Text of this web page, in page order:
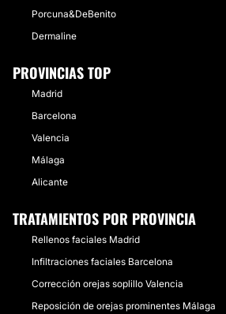
Porcuna&DeBenito
Dermaline
PROVINCIAS TOP
Madrid
Barcelona
Valencia
Málaga
Alicante
TRATAMIENTOS POR PROVINCIA
Rellenos faciales Madrid
Infiltraciones faciales Barcelona
Corrección orejas soplillo Valencia
Reposición de orejas prominentes Málaga